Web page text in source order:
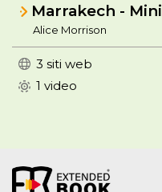
Marrakech - Mini
Alice Morrison
3 siti web
1 video